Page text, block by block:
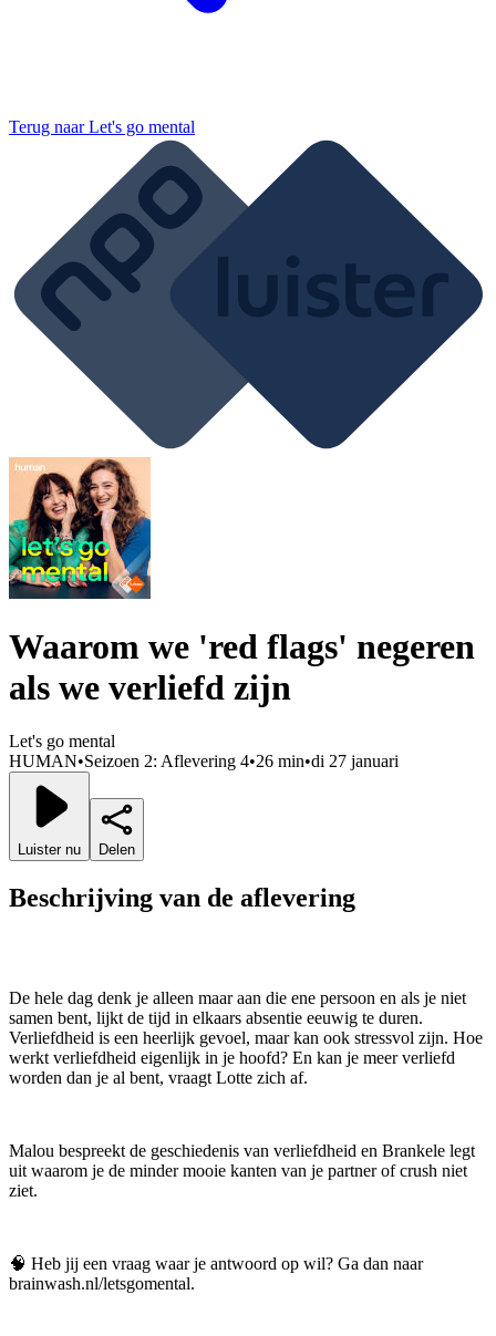
Terug naarLet's go mental
Waarom we 'red flags' negeren
als we verliefd zijn
Let's go mental
HUMAN•Seizoen 2: Aflevering 4•26 min•di 27 januari
Luister nu Delen
Beschrijving van de aflevering
De hele dag denk je alleen maar aan die ene persoon en als je niet
samen bent, lijkt de tijd in elkaars absentie eeuwig te duren.
Verliefdheid is een heerlijk gevoel, maar kan ook stressvol zijn. Hoe
werkt verliefdheid eigenlijk in je hoofd? En kan je meer verliefd
worden dan je al bent, vraagt Lotte zich af.
Malou bespreekt de geschiedenis van verliefdheid en Brankele legt
uit waarom je de minder mooie kanten van je partner of crush niet
ziet.
🧠 Heb jij een vraag waar je antwoord op wil? Ga dan naar
brainwash.nl/letsgomental.